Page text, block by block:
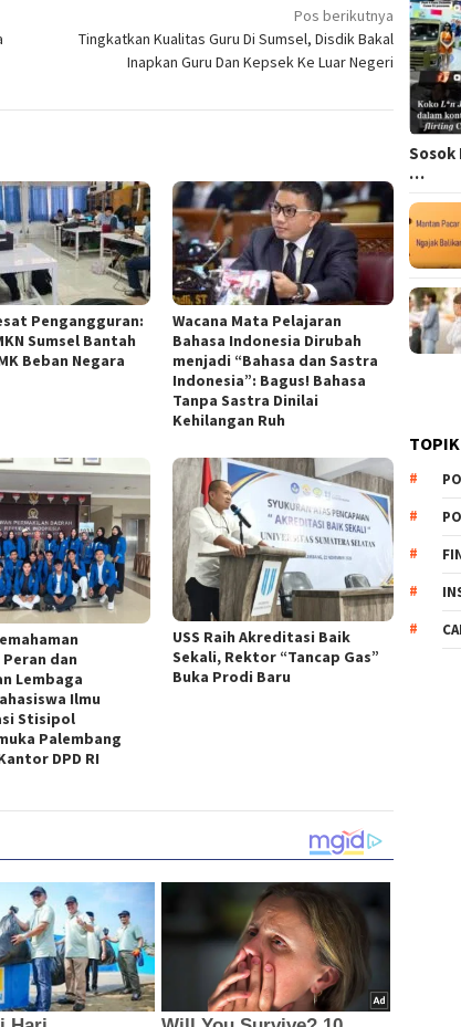
Pos berikutnya
Tingkatkan Kualitas Guru Di Sumsel, Disdik Bakal
Inapkan Guru Dan Kepsek Ke Luar Negeri
Pengangguran:
Sumsel Bantah
Beban Negara
Wacana Mata Pelajaran
Bahasa Indonesia Dirubah
menjadi “Bahasa dan Sastra
Indonesia”: Bagus! Bahasa
Tanpa Sastra Dinilai
Kehilangan Ruh
dan
Lembaga
Ilmu
Stisipol
Palembang
DPD RI
USS Raih Akreditasi Baik
Sekali, Rektor “Tancap Gas”
Buka Prodi Baru
…